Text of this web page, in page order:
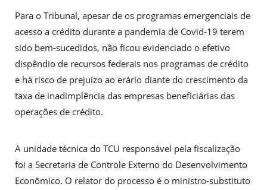
Para o Tribunal, apesar de os programas emergenciais de
acesso a crédito durante a pandemia de Covid-19 terem
sido bem-sucedidos, não ficou evidenciado o efetivo
dispêndio de recursos federais nos programas de crédito
e há risco de prejuízo ao erário diante do crescimento da
taxa de inadimplência das empresas beneficiárias das
operações de crédito.
A unidade técnica do TCU responsável pela fiscalização
foi a Secretaria de Controle Externo do Desenvolvimento
Econômico. O relator do processo é o ministro-substituto